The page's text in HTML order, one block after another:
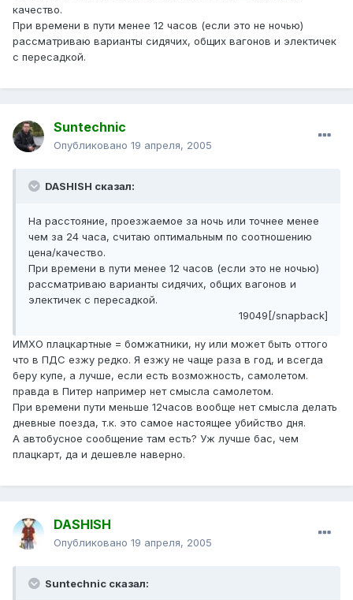
качество.
При времени в пути менее 12 часов (если это не ночью)
рассматриваю варианты сидячих, общих вагонов и электичек
с пересадкой.
Suntechnic
Опубликовано 19 апреля, 2005
DASHISH сказал:
На расстояние, проезжаемое за ночь или точнее менее
чем за 24 часа, считаю оптимальным по соотношению
цена/качество.
При времени в пути менее 12 часов (если это не ночью)
рассматриваю варианты сидячих, общих вагонов и
электичек с пересадкой.
19049[/snapback]
ИМХО плацкартные = бомжатники, ну или может быть оттого
что в ПДС езжу редко. Я езжу не чаще раза в год, и всегда
беру купе, а лучше, если есть возможность, самолетом.
правда в Питер например нет смысла самолетом.
При времени пути меньше 12часов вообще нет смысла делать
дневные поезда, т.к. это самое настоящее убийство дня.
А автобусное сообщение там есть? Уж лучше бас, чем
плацкарт, да и дешевле наверно.
DASHISH
Опубликовано 19 апреля, 2005
Suntechnic сказал: